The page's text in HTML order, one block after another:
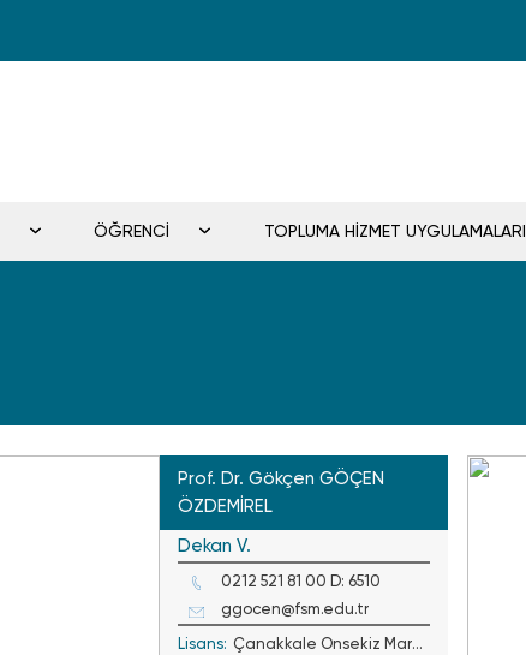
ÖĞRENCİ TOPLUMA HİZMET UYGULAMALARI
Prof. Dr. Gökçen GÖÇEN
ÖZDEMİREL
Dekan V.
0212 521 81 00 D: 6510
ggocen@fsm.edu.tr
Lisans: Çanakkale Onsekiz Mart